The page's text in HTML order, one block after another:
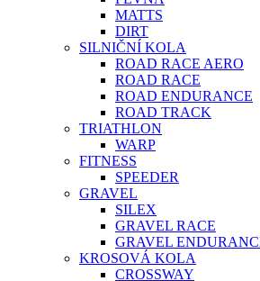
MATTS
DIRT
SILNIČNÍ KOLA
ROAD RACE AERO
ROAD RACE
ROAD ENDURANCE
ROAD TRACK
TRIATHLON
WARP
FITNESS
SPEEDER
GRAVEL
SILEX
GRAVEL RACE
GRAVEL
KROSOVÁ KOLA
CROSSWAY